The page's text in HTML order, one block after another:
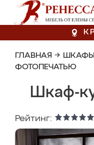
ГЛАВНАЯ →
ФОТОПЕЧАТЬЮ
Шкаф-
Рейтинг: